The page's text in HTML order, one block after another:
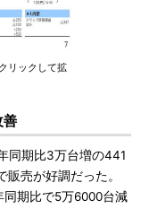
リックして拡
善
同期比3万台増の441
売が好調だった。
同期比で5万6000台減